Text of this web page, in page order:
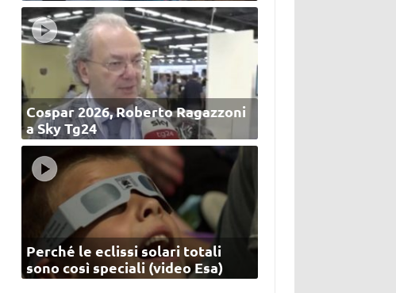
Cospar 2026, Roberto Ragazzoni
a Sky Tg24
Perché le eclissi solari totali
sono così speciali (video Esa)